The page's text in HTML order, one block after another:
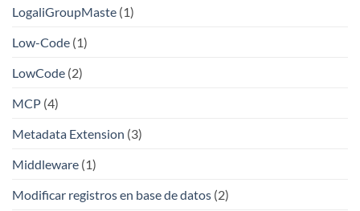
LogaliGroupMaste (1)
Low-Code (1)
LowCode (2)
MCP (4)
Metadata Extension (3)
Middleware (1)
Modificar registros en base de datos (2)